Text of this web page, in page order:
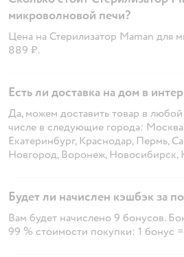
микроволновой печи?
Цена на Стерилизатор Maman для
889 ₽.
Есть ли доставка на дом в
Да, можем доставить товар в
числе в следующие города:
Екатеринбург, Краснодар, Пермь,
Новгород, Воронеж, Новосибирск,
Будет ли начислен кэшбэк за
Вам будет начислено 9 бонусов.
99 % стоимости покупки: 1 бонус =